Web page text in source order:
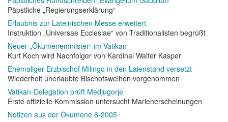
Päpstliche „Regierungserklärung“
Erlaubnis zur Lateinischen Messe erweitert
Instruktion „Universae Ecclesiae“ von Traditionalisten begrüßt
Neuer „Ökumeneminister“ im Vatikan
Kurt Koch wird Nachfolger von Kardinal Walter Kasper
Ehemaliger Erzbischof Milingo in den Laienstand versetzt
Wiederholt unerlaubte Bischofsweihen vorgenommen
Vatikan-Delegation prüft Medjugorje
Erste offizielle Kommission untersucht Marienerscheinungen
Notizen aus der Ökumene 6-2005